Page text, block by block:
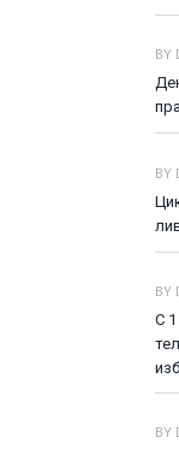
BY
BY
BY
С
BY